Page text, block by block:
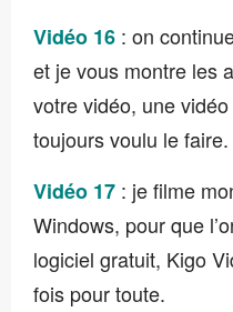
Vidéo 16 : on
et je vous montre les
votre vidéo, une
toujours voulu le faire.
Vidéo 17 : je filme
Windows, pour que
logiciel gratuit, Kigo
fois pour toute.